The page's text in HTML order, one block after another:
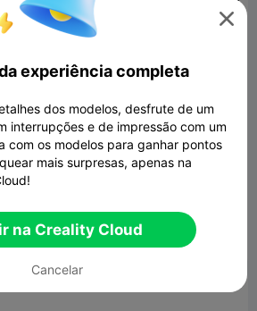
9  2

experiência completa
dos modelos, desfrute de um
interrupções e de impressão com um
com os modelos para ganhar pontos
mais surpresas, apenas na
na Creality Cloud
Cancelar